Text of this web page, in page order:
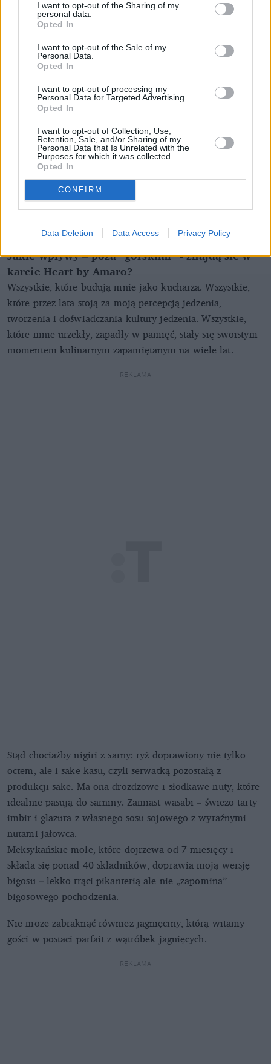
I want to opt-out of the Sharing of my
personal data.
Opted In
I want to opt-out of the Sale of my
Personal Data.
Opted In
I want to opt-out of processing my
Personal Data for Targeted Advertising.
Opted In
I want to opt-out of Collection, Use,
Retention, Sale, and/or Sharing of my
Personal Data that Is Unrelated with the
Purposes for which it was collected.
Opted In
CONFIRM
Data Deletion Data Access Privacy Policy
sery i unikalna selekcja biodynamicznych win
zbudowanych reglowo z wielu górskich regionów świata.
hotelu Nosalowy Park, w którym się mieści. Fot. Katarzyna
Jakie wpływy – poza “górskimi” - znajdą sie w
karcie Heart by Amaro?
Wszystkie, które budują mnie jako kucharza. Wszystkie,
które przez lata stoją za moją percepcją jedzenia,
tworzenia i doświadczania kultury jedzenia. Wszystkie,
które mnie urzekły, zapadły w pamięć, stały się swoistym
momentem kulinarnym zapamiętanym na wiele lat.
REKLAMA
Stąd chociażby nigiri z sarny: ryż doprawiony nie tylko
octem, ale i sake kasu, czyli serwatką pozostałą z
produkcji sake. Ma ona drożdżowe i słodkawe nuty, które
idealnie pasują do sarniny. Zamiast wasabi – świeżo tarty
imbir i glazura z własnego sosu sojowego z wyraźnymi
nutami jałowca.
Meksykańskie mole, które dojrzewa od 7 miesięcy i
składa się ponad 40 składników, doprawia moją wersję
bigosu – lekko trąci pikanterią ale nie „zapomina”
bigosowego pochodzenia.
Nie może zabraknąć również jagnięciny, którą witamy
gości w postaci parfait z wątróbek jagnięcych.
REKLAMA